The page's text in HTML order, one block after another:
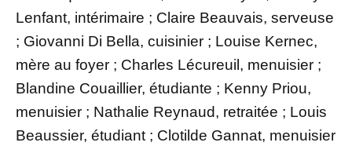
Lenfant, intérimaire ; Claire Beauvais, serveuse
; Giovanni Di Bella, cuisinier ; Louise Kernec,
mère au foyer ; Charles Lécureuil, menuisier ;
Blandine Couaillier, étudiante ; Kenny Priou,
menuisier ; Nathalie Reynaud, retraitée ; Louis
Beaussier, étudiant ; Clotilde Gannat, menuisier